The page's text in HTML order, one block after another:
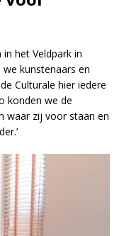
in het Veldpark in
kunstenaars en
Culturale hier iedere
konden we de
waar zij voor staan en